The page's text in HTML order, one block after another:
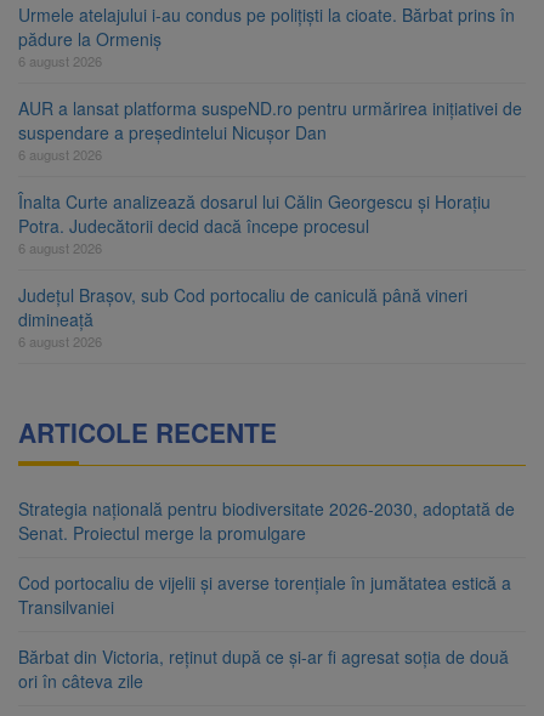
Urmele atelajului i-au condus pe polițiști la cioate. Bărbat prins în
pădure la Ormeniș
6 august 2026
AUR a lansat platforma suspeND.ro pentru urmărirea inițiativei de
suspendare a președintelui Nicușor Dan
6 august 2026
Înalta Curte analizează dosarul lui Călin Georgescu și Horațiu
Potra. Judecătorii decid dacă începe procesul
6 august 2026
Județul Brașov, sub Cod portocaliu de caniculă până vineri
dimineață
6 august 2026
ARTICOLE RECENTE
Strategia națională pentru biodiversitate 2026-2030, adoptată de
Senat. Proiectul merge la promulgare
Cod portocaliu de vijelii și averse torențiale în jumătatea estică a
Transilvaniei
Bărbat din Victoria, reținut după ce și-ar fi agresat soția de două
ori în câteva zile